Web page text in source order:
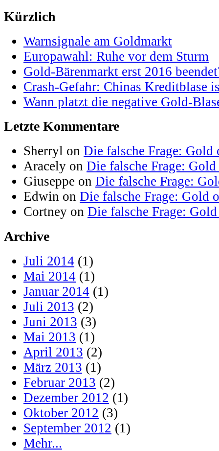
Kürzlich
Warnsignale am Goldmarkt
Europawahl: Ruhe vor dem Sturm
Gold-Bärenmarkt erst 2016
Crash-Gefahr: Chinas Kreditblase
Wann platzt die negative Gold-
Letzte Kommentare
Sherryl on Die falsche Frage: Gold
Aracely on Die falsche Frage:
Giuseppe on Die falsche Frage:
Edwin on Die falsche Frage: Gold
Cortney on Die falsche Frage:
Archive
Juli 2014 (1)
Mai 2014 (1)
Januar 2014 (1)
Juli 2013 (2)
Juni 2013 (3)
Mai 2013 (1)
April 2013 (2)
März 2013 (1)
Februar 2013 (2)
Dezember 2012 (1)
Oktober 2012 (3)
September 2012 (1)
Mehr...